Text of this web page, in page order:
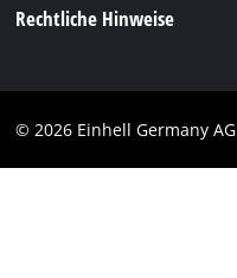
Vertrag widerrufen
Rechtliche Hinweise
Impressum
© 2026 Einhell Germany AG